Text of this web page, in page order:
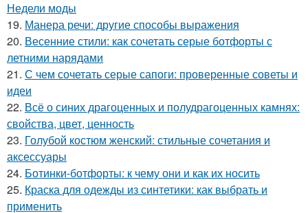
Недели моды
19. Манера речи: другие способы выражения
20. Весенние стили: как сочетать серые ботфорты с
летними нарядами
21. С чем сочетать серые сапоги: проверенные советы и
идеи
22. Всё о синих драгоценных и полудрагоценных камнях:
свойства, цвет, ценность
23. Голубой костюм женский: стильные сочетания и
аксессуары
24. Ботинки-ботфорты: к чему они и как их носить
25. Краска для одежды из синтетики: как выбрать и
применить